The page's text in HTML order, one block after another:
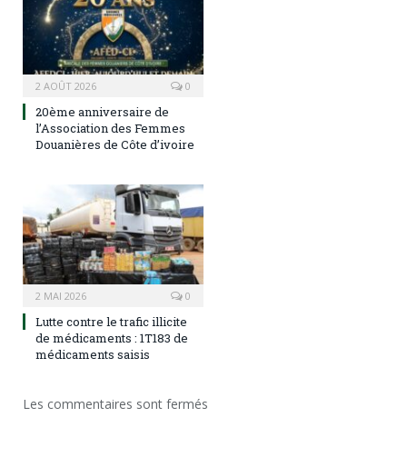
2 AOÛT 2026 0
20ème anniversaire de
l’Association des Femmes
Douanières de Côte d’ivoire
2 MAI 2026 0
Lutte contre le trafic illicite
de médicaments : 1T183 de
médicaments saisis
Les commentaires sont fermés